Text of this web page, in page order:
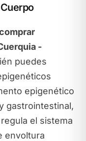
-
puedes
epigenético
gastrointestinal,
el sistema
envoltura